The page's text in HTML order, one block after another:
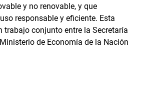
y no renovable, y que
responsable y eficiente. Esta
trabajo conjunto entre la Secretaría
de Economía de la Nación